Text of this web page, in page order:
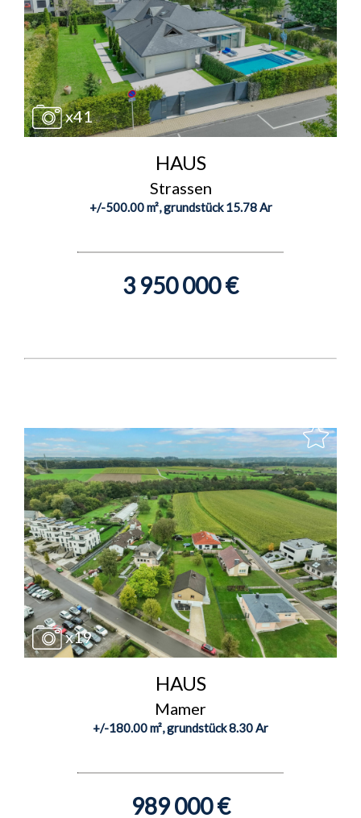
x41
HAUS
Strassen
+/-500.00 m², grundstück 15.78 Ar
3 950 000 €
x19
HAUS
Mamer
+/-180.00 m², grundstück 8.30 Ar
989 000 €